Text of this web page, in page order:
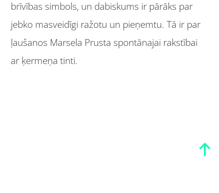
brīvības simbols, un dabiskums ir pārāks par
jebko masveidīgi ražotu un pieņemtu. Tā ir par
ļaušanos Marsela Prusta spontānajai rakstībai
ar ķermeņa tinti.